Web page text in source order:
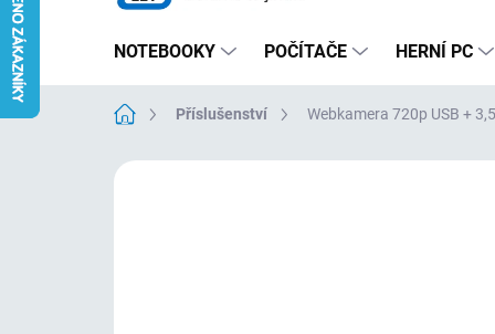
NOTEBOOKY POČÍTAČE HERNÍ PC
Domů Příslušenství Webkamera 720p USB +